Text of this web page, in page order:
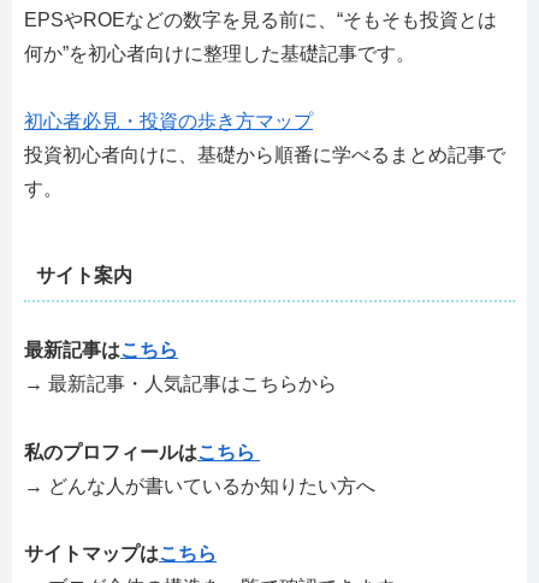
EPSやROEなどの数字を見る前に、“そもそも投資とは
何か”を初心者向けに整理した基礎記事です。
初心者必見・投資の歩き方マップ
投資初心者向けに、基礎から順番に学べるまとめ記事で
す。
サイト案内
最新記事はこちら
→ 最新記事・人気記事はこちらから
私のプロフィールはこちら
→ どんな人が書いているか知りたい方へ
サイトマップはこちら